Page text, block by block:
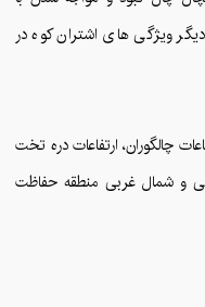
ویژگی های اشتران کوه در
چالگوران، ارتفاعات دره تخت
و شمال غربی منطقه حفاظت